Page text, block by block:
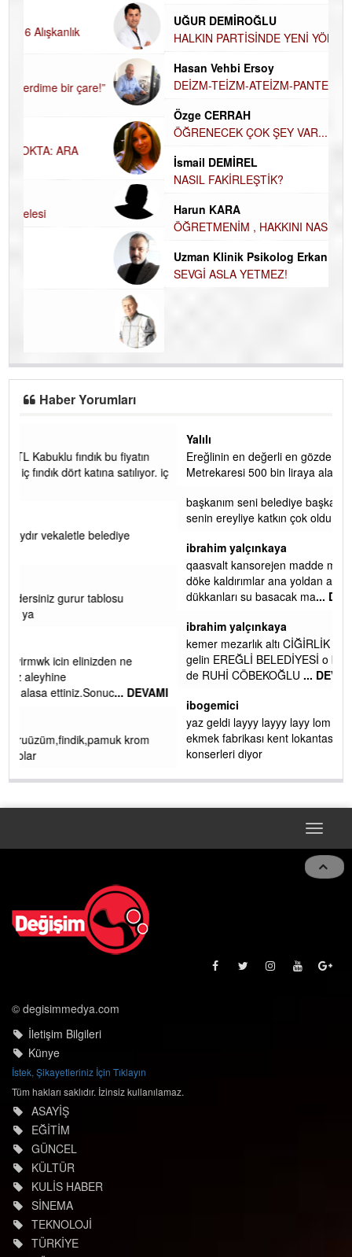
UĞUR DEMİROĞLU
HALKIN PARTİSİNDE YENİ YÖNETİM BELİRLENDİ…
Hasan Vehbi Ersoy
DEİZM-TEİZM-ATEİZM-PANTEİZM’E BAKIŞ
ÖĞRENECEK ÇOK ŞEY VAR...
İsmail DEMİREL
NASIL FAKİRLEŞTİK?
Harun KARA
ÖĞRETMENİM , HAKKINI NASIL ÖDERİM !
Uzman Klinik Psikolog Erkan EZERÇE
SEVGİ ASLA YETMEZ!
Haber Yorumları
Ereğlinin en değerli en gözde yeri yalı caddesi ve çevresidir.
Metrekaresi 500 bin liraya alamazsın.
başkanım seni belediye başkanlığında da görmek isteriz
senin ereyliye katkın çok oldu daha da olacaktır
ibrahim yalçınkaya
qaasvalt kansorejen madde mahalle aralarında asvalt döke
döke kaldırımlar ana yoldan aşağıda kaldı bi yağmurda
dükkanları su basacak ma
... DEVAMI
kemer mezarlık altı CİĞİRLİK deniz kenarına giden yola
gelin EREĞLİ BELEDİYESİ o boruları zamanında tüm ereğli
de RUHİ CÖBEKOĞLU
... DEVAMI
yaz geldi layyy layyy layy lom festivalleri başladı biz halk
ekmek fabrikası kent lokantası diyoruz ağacum yaz
konserleri diyor
Toggle
© degisimmedya.com
İletişim Bilgileri
Künye
İstek, Şikayetleriniz İçin Tıklayın
Tüm hakları saklıdır. İzinsiz kullanılamaz.
ASAYİŞ
EĞİTİM
GÜNCEL
KÜLTÜR
KULİS HABER
SİNEMA
TEKNOLOJİ
TÜRKİYE